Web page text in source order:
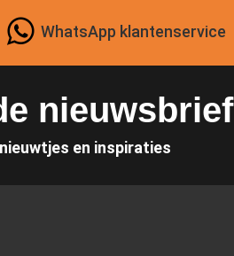
WhatsApp klantenservice
nieuwsbrief
en inspiraties